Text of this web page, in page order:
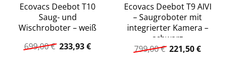
Ecovacs Deebot T10
Saug- und
Wischroboter – weiß
699,00€ Ursprünglicher
Preis
233,93€Aktueller
Ecovacs Deebot T9 AIVI
– Saugroboter mit
integrierter Kamera –
schwarz
799,00€
Preis
221,50€